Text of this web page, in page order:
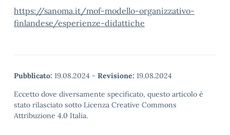
https://sanoma.it/mof-modello-organizzativo-
finlandese/esperienze-didattiche
Pubblicato: 19.08.2024 - Revisione: 19.08.2024
Eccetto dove diversamente specificato, questo articolo è
stato rilasciato sotto Licenza Creative Commons
Attribuzione 4.0 Italia.